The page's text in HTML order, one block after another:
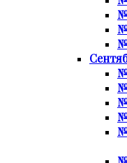
№
№
№
№
№
№
№
№